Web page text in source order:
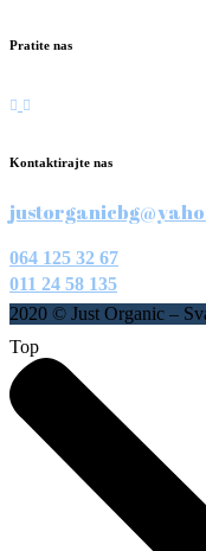
Pratite nas
Kontaktirajte nas
064 125 32 67
011 24 58 135
2020 © Just Organic –
Top